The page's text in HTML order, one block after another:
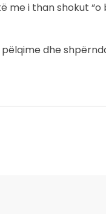
me i than shokut
dhe